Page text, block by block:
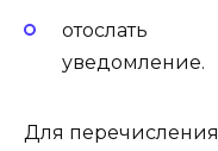
отослать
уведомление.
Для